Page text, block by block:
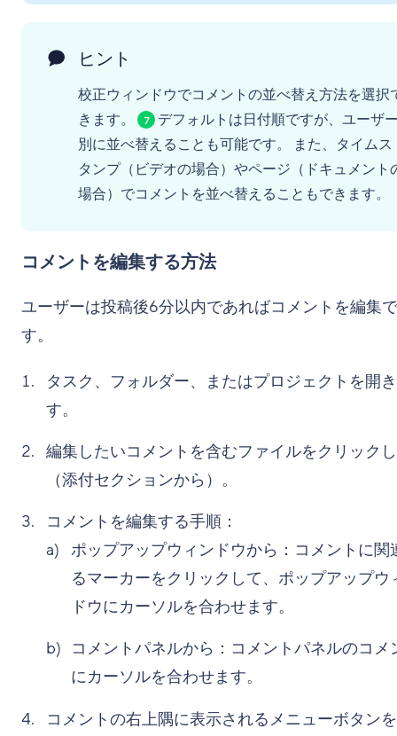
ヒント
校正ウィンドウでコメントの並べ替え方法を選択
きます。
7
デフォルトは日付順ですが、ユーザ
別に並べ替えることも可能です。 また、タイムス
タンプ（ビデオの場合）やページ（ドキュメント
場合）でコメントを並べ替えることもできます。
コメントを編集する方法
ユーザーは投稿後6分以内であればコメントを編集
す。
タスク、フォルダー、またはプロジェクトを開
す。
編集したいコメントを含むファイルをクリック
（添付セクションから）。
コメントを編集する手順：
ポップアップウィンドウから：コメントに関
るマーカーをクリックして、ポップアップウ
ドウにカーソルを合わせます。
コメントパネルから：コメントパネルのコメ
にカーソルを合わせます。
コメントの右上隅に表示されるメニューボタン